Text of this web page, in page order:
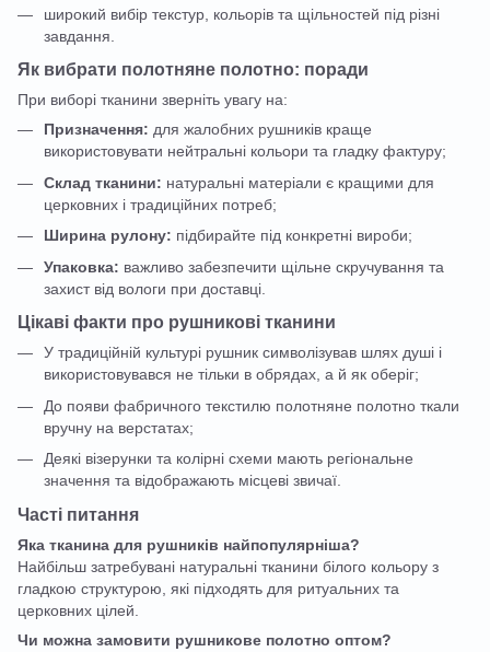
широкий вибір текстур, кольорів та щільностей під різні
завдання.
Як вибрати полотняне полотно: поради
При виборі тканини зверніть увагу на:
Призначення: для жалобних рушників краще
використовувати нейтральні кольори та гладку фактуру;
Склад тканини: натуральні матеріали є кращими для
церковних і традиційних потреб;
Ширина рулону: підбирайте під конкретні вироби;
Упаковка: важливо забезпечити щільне скручування та
захист від вологи при доставці.
Цікаві факти про рушникові тканини
У традиційній культурі рушник символізував шлях душі і
використовувався не тільки в обрядах, а й як оберіг;
До появи фабричного текстилю полотняне полотно ткали
вручну на верстатах;
Деякі візерунки та колірні схеми мають регіональне
значення та відображають місцеві звичаї.
Часті питання
Яка тканина для рушників найпопулярніша?
Найбільш затребувані натуральні тканини білого кольору з
гладкою структурою, які підходять для ритуальних та
церковних цілей.
Чи можна замовити рушникове полотно оптом?